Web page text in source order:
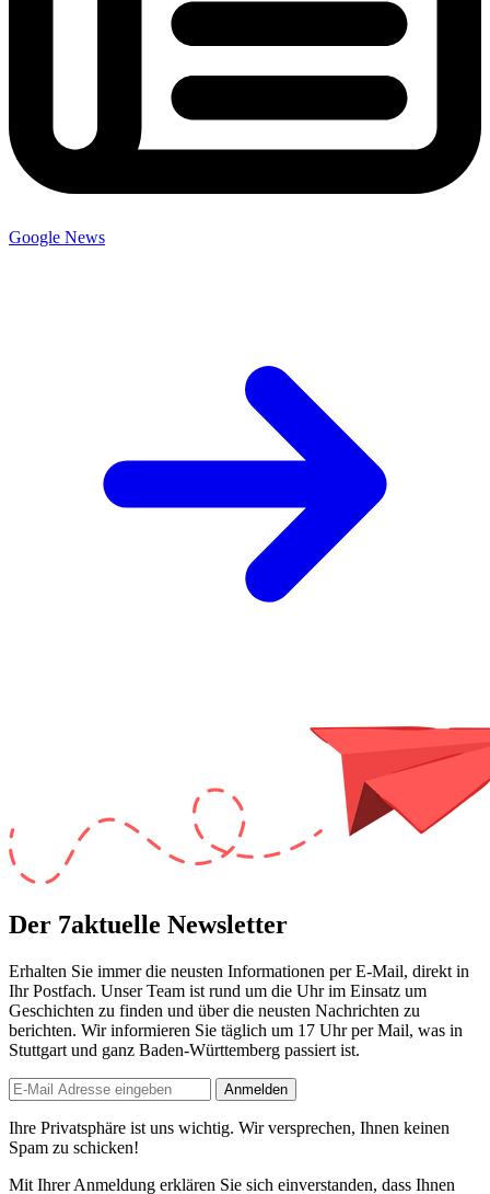
Google News
Der 7aktuelle Newsletter
Erhalten Sie immer die neusten Informationen per E-Mail, direkt in
Ihr Postfach. Unser Team ist rund um die Uhrim Einsatz um
Geschichten zu finden und über die neusten Nachrichten zu
berichten. Wir informieren Sie täglich um 17 Uhrper Mail, was in
Stuttgart und ganz Baden-Württemberg passiert ist.
Anmelden
Ihre Privatsphäre ist uns wichtig. Wir versprechen, Ihnen keinen
Spam zu schicken!
Mit Ihrer Anmeldung erklären Sie sich einverstanden, dass Ihnen